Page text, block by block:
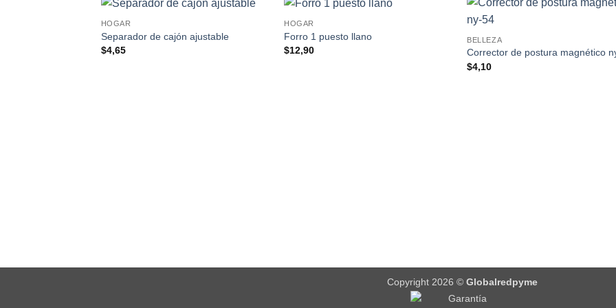
HOGAR
Separador de cajón ajustable
$4,65
HOGAR
Forro 1 puesto llano
$12,90
BELLEZA
Corrector de postura magnético
$4,10
Copyright 2026 © Globalredpyme